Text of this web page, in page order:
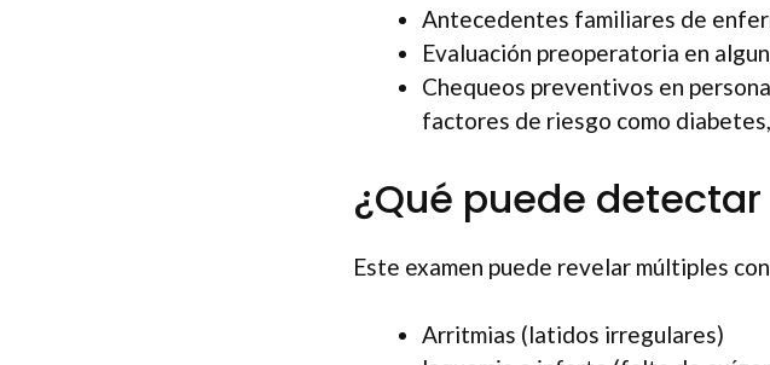
Antecedentes familiares de
Evaluación preoperatoria en
Chequeos preventivos en
factores de riesgo como
¿Qué puede
Este examen puede revelar múltiples
Arritmias (latidos irregulares)